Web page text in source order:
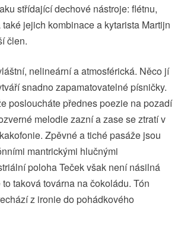
střídající dechové nástroje: flétnu,
jejich kombinace a kytarista Martijn
člen.
nelineární a atmosférická. Něco jí
snadno zapamatovatelné písničky.
posloucháte přednes poezie na pozadí
melodie zazní a zase se ztratí v
Zpěvné a tiché pasáže jsou
mantrickými hlučnými
poloha Teček však není násilná
taková továrna na čokoládu. Tón
z ironie do pohádkového